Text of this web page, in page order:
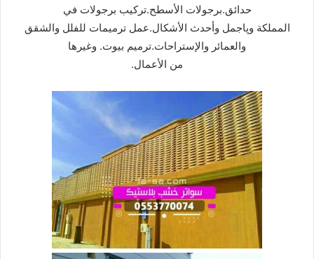
حدائق.برجولات الأسطح.تركیب برجولات في
المملكة وپاجمل وأحدث الأشكال.عمل ترمیمات للفلل والشقق
والعمائر والإستراحات.ترمیم بیوت. وغیرھا
من الأعمال.